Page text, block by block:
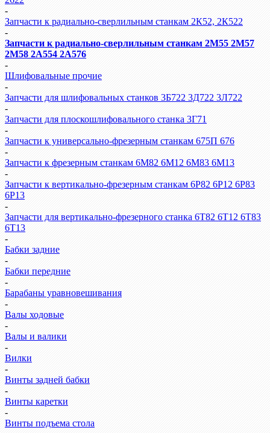
-
Запчасти к радиально-сверлильным станкам 2К52, 2К522
-
Запчасти к радиально-сверлильным станкам 2М55 2М57
2М58 2А554 2А576
-
Шлифовальные прочие
-
Запчасти для шлифовальных станков 3Б722 3Д722 3Л722
-
Запчасти для плоскошлифовального станка 3Г71
-
Запчасти к универсально-фрезерным станкам 675П 676
-
Запчасти к фрезерным станкам 6М82 6М12 6М83 6М13
-
Запчасти к вертикально-фрезерным станкам 6Р82 6Р12 6Р83
6Р13
-
Запчасти для вертикально-фрезерного станка 6Т82 6Т12 6Т83
6Т13
-
Бабки задние
-
Бабки передние
-
Барабаны уравновешивания
-
Валы ходовые
-
Валы и валики
-
Вилки
-
Винты задней бабки
-
Винты каретки
-
Винты подъема стола